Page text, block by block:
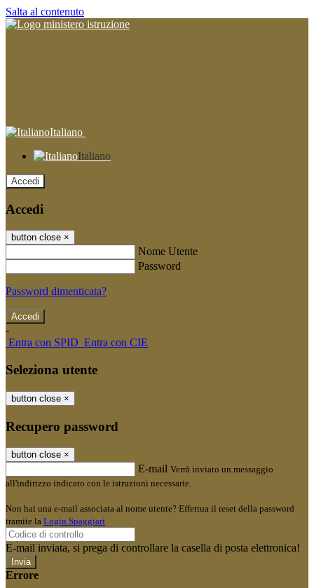
Salta al contenuto
Italiano
Italiano
Accedi
Accedi
button close ×
Nome Utente
Password
Password dimenticata?
-
Entra con SPID Entra con CIE
Seleziona utente
button close ×
Recupero password
button close ×
E-mail Verrà inviato un messaggio
all'indirizzo indicato con le istruzioni necessarie.
Non hai una e-mail associata al nome utente? Effettua il reset della password
tramite la Login Spaggiari
E-mail inviata, si prega di controllare la casella di posta elettronica!
Errore